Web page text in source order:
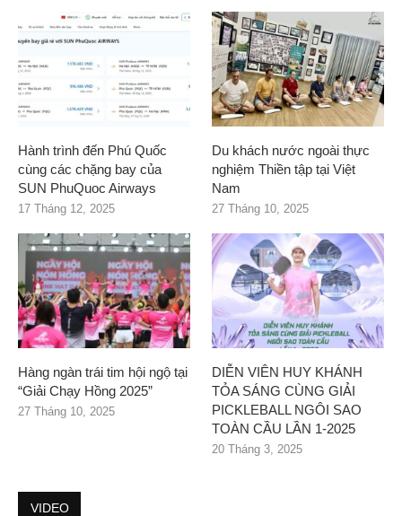
Hành trình đến Phú Quốc
cùng các chặng bay của
SUN PhuQuoc Airways
17 Tháng 12, 2025
Du khách nước ngoài thực
nghiệm Thiền tập tại Việt
Nam
27 Tháng 10, 2025
Hàng ngàn trái tim hội ngộ tại
“Giải Chạy Hồng 2025”
27 Tháng 10, 2025
DIỄN VIÊN HUY KHÁNH
TỎA SÁNG CÙNG GIẢI
PICKLEBALL NGÔI SAO
TOÀN CẦU LẦN 1-2025
20 Tháng 3, 2025
VIDEO